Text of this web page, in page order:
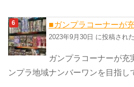
■ガンプラコーナーが
2023年9月30日 に投稿された
ガンプラコーナーが充
ンプラ地域ナンバーワンを目指し